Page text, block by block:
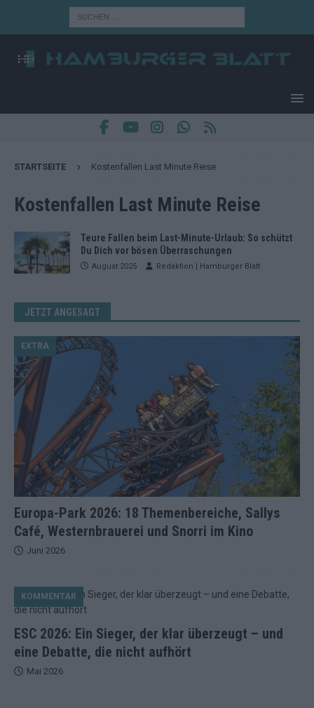
STARTSEITE Kostenfallen Last Minute Reise
Kostenfallen Last Minute Reise
Teure Fallen beim Last-Minute-Urlaub: So schützt
Du Dich vor bösen Überraschungen
August 2025 Redaktion | Hamburger Blatt
JETZT ANGESAGT
Europa-Park 2026: 18 Themenbereiche, Sallys
Café, Westernbrauerei und Snorri im Kino
EXTRA
Juni 2026
ESC 2026: Ein Sieger, der klar überzeugt – und
eine Debatte, die nicht aufhört
KOMMENTAR
Mai 2026